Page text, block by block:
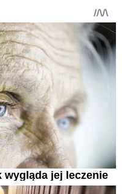
wygląda jej leczenie